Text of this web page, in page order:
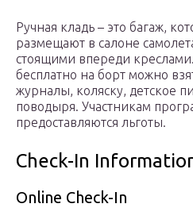
Ручная кладь – это багаж,
размещают в салоне
стоящими впереди
бесплатно на борт можно
журналы, коляску, детское
поводыря. Участникам
предоставляются льготы.
Check-In
Online Check-In